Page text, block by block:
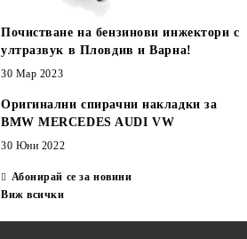
Почистване на бензинови инжектори с
ултразвук в Пловдив и Варна!
30 Мар 2023
Оригинални спирачни накладки за
BMW MERCEDES AUDI VW
30 Юни 2022
Абонирай се за новини
Виж всички